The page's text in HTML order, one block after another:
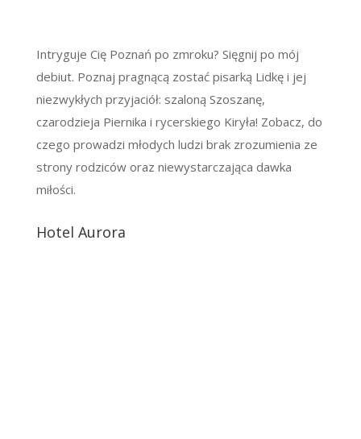
Intryguje Cię Poznań po zmroku? Sięgnij po mój
debiut. Poznaj pragnącą zostać pisarką Lidkę i jej
niezwykłych przyjaciół: szaloną Szoszanę,
czarodzieja Piernika i rycerskiego Kiryła! Zobacz, do
czego prowadzi młodych ludzi brak zrozumienia ze
strony rodziców oraz niewystarczająca dawka
miłości.
Hotel Aurora